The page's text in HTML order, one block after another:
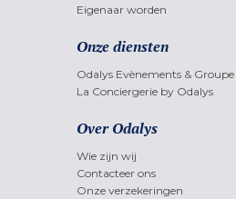
Eigenaar worden
Onze diensten
Odalys Evènements & Groupe
La Conciergerie by Odalys
Over Odalys
Wie zijn wij
Contacteer ons
Onze verzekeringen